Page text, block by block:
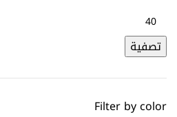
تصفية
Filter by color